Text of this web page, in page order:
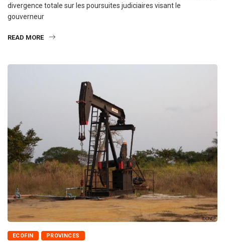
divergence totale sur les poursuites judiciaires visant le
gouverneur
READ MORE
ECOFIN PROVINCES